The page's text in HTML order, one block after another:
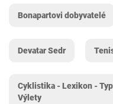
Bonapartovi dobyvatelé
Devatar Sedr
Cyklistika - Lexikon -
Výlety